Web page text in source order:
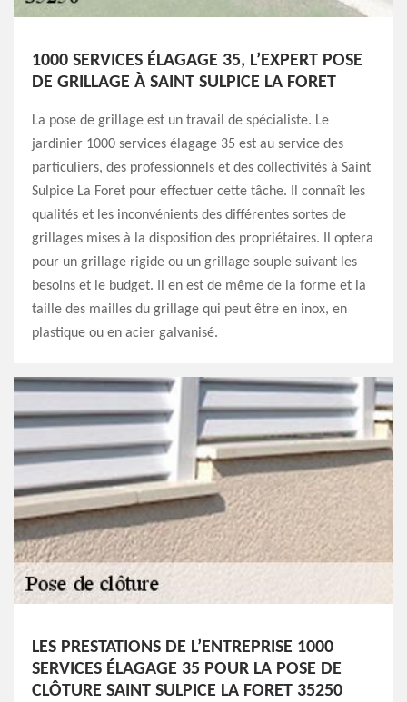
1000 SERVICES ÉLAGAGE 35, L’EXPERT POSE
DE GRILLAGE À SAINT SULPICE LA FORET
La pose de grillage est un travail de spécialiste. Le
jardinier 1000 services élagage 35 est au service des
particuliers, des professionnels et des collectivités à Saint
Sulpice La Foret pour effectuer cette tâche. Il connaît les
qualités et les inconvénients des différentes sortes de
grillages mises à la disposition des propriétaires. Il optera
pour un grillage rigide ou un grillage souple suivant les
besoins et le budget. Il en est de même de la forme et la
taille des mailles du grillage qui peut être en inox, en
plastique ou en acier galvanisé.
LES PRESTATIONS DE L’ENTREPRISE 1000
SERVICES ÉLAGAGE 35 POUR LA POSE DE
CLÔTURE SAINT SULPICE LA FORET 35250